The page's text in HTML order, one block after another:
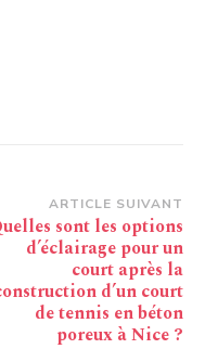
ARTICLE SUIVANT
sont les options
d’éclairage pour un
court après la
d’un court
de tennis en béton
poreux à Nice ?